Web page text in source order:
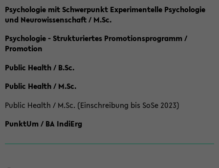
Psychologie mit Schwerpunkt Experimentelle Psychologie
und Neurowissenschaft / M.Sc.
Psychologie - Strukturiertes Promotionsprogramm /
Promotion
Public Health / B.Sc.
Public Health / M.Sc.
Public Health / M.Sc. (Einschreibung bis SoSe 2023)
PunktUm / BA IndiErg